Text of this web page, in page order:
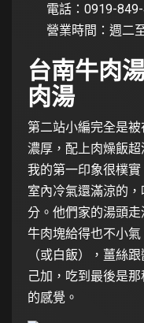
電話：0919-
營業時間：週二
台南牛肉
肉湯
第二站小編完全是
濃厚，配上肉燥飯
我的第一印象很樸
室內冷氣還滿涼的
分。他們家的湯頭走
牛肉塊給得也不小
（或白飯），薑絲
己加，吃到最後是那
的感覺。